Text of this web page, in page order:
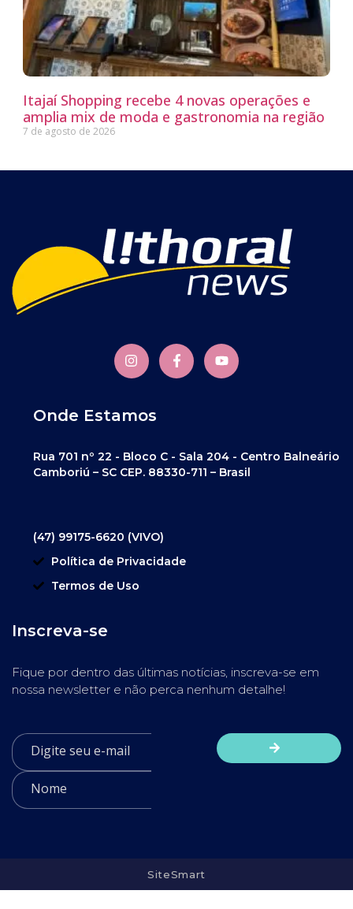
Itajaí Shopping recebe 4 novas operações e
amplia mix de moda e gastronomia na região
7 de agosto de 2026
Onde Estamos
Rua 701 nº 22 - Bloco C - Sala 204 - Centro Balneário
Camboriú – SC CEP. 88330-711 – Brasil
(47) 99175-6620 (VIVO)
Política de Privacidade
Termos de Uso
Inscreva-se
Fique por dentro das últimas notícias, inscreva-se em
nossa newsletter e não perca nenhum detalhe!
SiteSmart